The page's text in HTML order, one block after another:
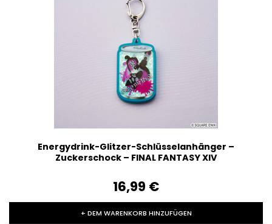
Energydrink-Glitzer-Schlüsselanhänger –
Zuckerschock – FINAL FANTASY XIV
16,99‎ ‎€
+ DEM WARENKORB HINZUFÜGEN